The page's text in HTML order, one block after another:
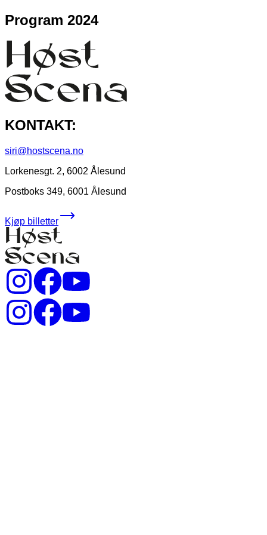
Program 2024
KONTAKT:
siri@hostscena.no
Lorkenesgt. 2, 6002 Ålesund
Postboks 349, 6001 Ålesund
Kjøp billetter